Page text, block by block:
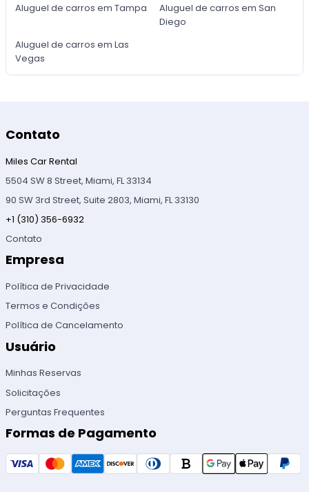
Aluguel de carros em Tampa
Aluguel de carros em San
Diego
Aluguel de carros em Las
Vegas
Contato
Miles Car Rental
5504 SW 8 Street, Miami, FL 33134
90 SW 3rd Street, Suite 2803, Miami, FL 33130
+1 (310) 356-6932
Contato
Empresa
Política de Privacidade
Termos e Condições
Política de Cancelamento
Usuário
Minhas Reservas
Solicitações
Perguntas Frequentes
Formas de Pagamento